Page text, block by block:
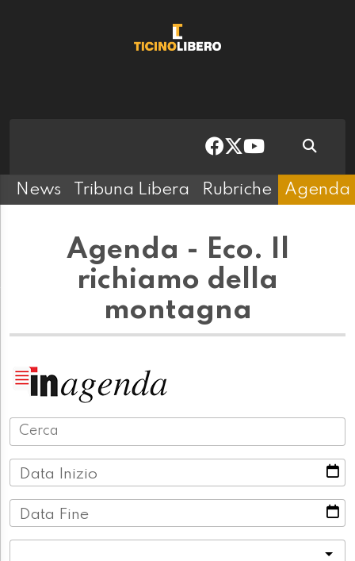
News Tribuna Libera Rubriche Agenda
Agenda - Eco. Il
richiamo della
montagna
Data Inizio
Data Fine